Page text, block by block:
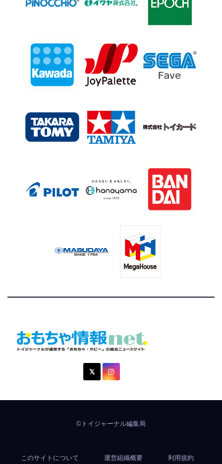
おもちゃ情報net.
トイジャーナルが運営する「おもちゃ・ホビー」の総合ニュ
©トイジャーナル編集局
このサイトについて 運営組織概要 利用規約